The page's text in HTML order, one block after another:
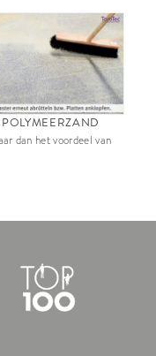
dan het voordeel van